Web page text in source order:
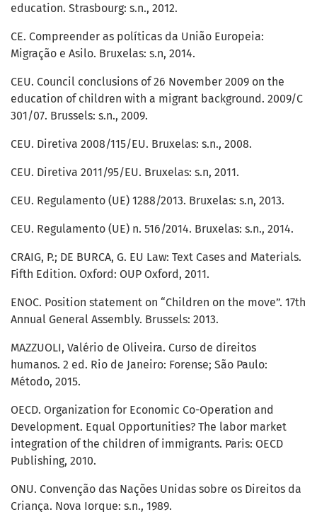
education. Strasbourg: s.n., 2012.
CE. Compreender as políticas da União Europeia:
Migração e Asilo. Bruxelas: s.n, 2014.
CEU. Council conclusions of 26 November 2009 on the
education of children with a migrant background. 2009/C
301/07. Brussels: s.n., 2009.
CEU. Diretiva 2008/115/EU. Bruxelas: s.n., 2008.
CEU. Diretiva 2011/95/EU. Bruxelas: s.n, 2011.
CEU. Regulamento (UE) 1288/2013. Bruxelas: s.n, 2013.
CEU. Regulamento (UE) n. 516/2014. Bruxelas: s.n., 2014.
CRAIG, P.; DE BURCA, G. EU Law: Text Cases and Materials.
Fifth Edition. Oxford: OUP Oxford, 2011.
ENOC. Position statement on “Children on the move”. 17th
Annual General Assembly. Brussels: 2013.
MAZZUOLI, Valério de Oliveira. Curso de direitos
humanos. 2 ed. Rio de Janeiro: Forense; São Paulo:
Método, 2015.
OECD. Organization for Economic Co-Operation and
Development. Equal Opportunities? The labor market
integration of the children of immigrants. Paris: OECD
Publishing, 2010.
ONU. Convenção das Nações Unidas sobre os Direitos da
Criança. Nova Iorque: s.n., 1989.